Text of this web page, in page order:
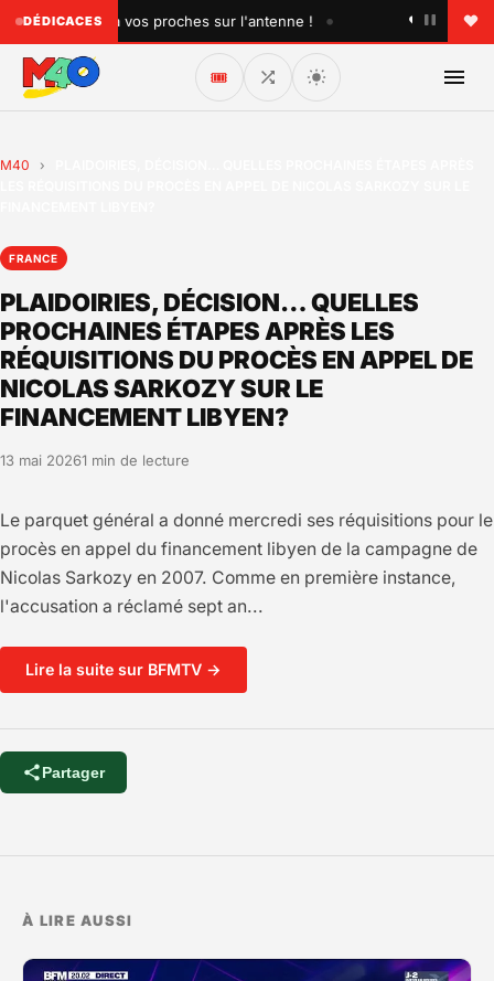
DÉDICACES
un titre à vos proches sur l'antenne ! • ♥ Faites
🎟️
M40 ›
FRANCE
PLAIDOIRIES, DÉCISION… QUELLES
PROCHAINES ÉTAPES APRÈS LES
RÉQUISITIONS DU PROCÈS EN APPEL DE
NICOLAS SARKOZY SUR LE
FINANCEMENT LIBYEN?
13 mai 20261 min de lecture
Le parquet général a donné mercredi ses réquisitions pour le
procès en appel du financement libyen de la campagne de
Nicolas Sarkozy en 2007. Comme en première instance,
l'accusation a réclamé sept an...
Lire la suite sur BFMTV →
Partager
À LIRE AUSSI